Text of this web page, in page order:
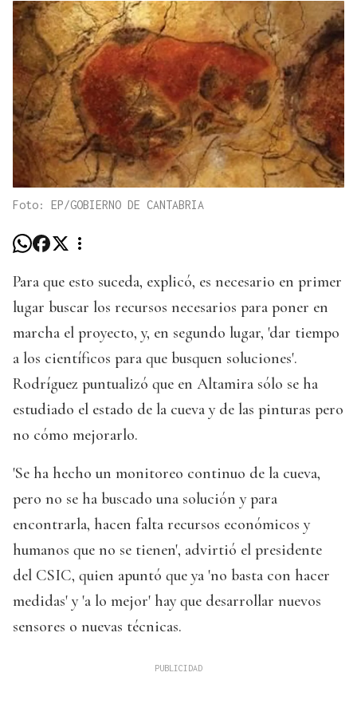
Foto: EP/GOBIERNO DE CANTABRIA
Para que esto suceda, explicó, es necesario en primer
lugar buscar los recursos necesarios para poner en
marcha el proyecto, y, en segundo lugar, 'dar tiempo
a los científicos para que busquen soluciones'.
Rodríguez puntualizó que en Altamira sólo se ha
estudiado el estado de la cueva y de las pinturas pero
no cómo mejorarlo.
'Se ha hecho un monitoreo continuo de la cueva,
pero no se ha buscado una solución y para
encontrarla, hacen falta recursos económicos y
humanos que no se tienen', advirtió el presidente
del CSIC, quien apuntó que ya 'no basta con hacer
medidas' y 'a lo mejor' hay que desarrollar nuevos
sensores o nuevas técnicas.